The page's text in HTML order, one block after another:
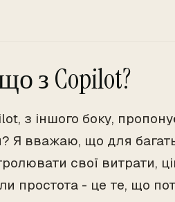
з Copilot?
з іншого боку,
Я вважаю, що для
свої витрати,
простота - це те, що